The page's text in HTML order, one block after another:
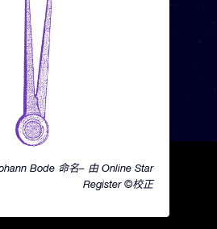
Bode 命名– 由 Online Star
Register ©校正